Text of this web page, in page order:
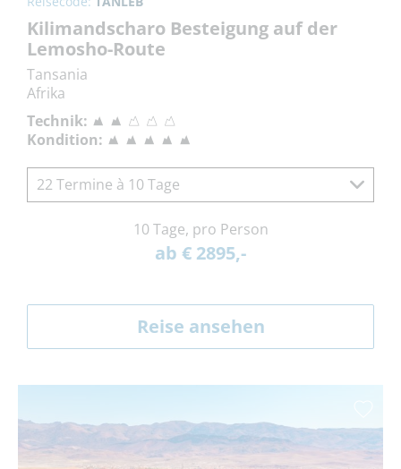
Kilimandscharo Besteigung auf der
Lemosho-Route
Tansania
Afrika
Technik:
Kondition:
22 Termine à 10 Tage
10 Tage, pro Person
ab € 2895,-
Reise ansehen